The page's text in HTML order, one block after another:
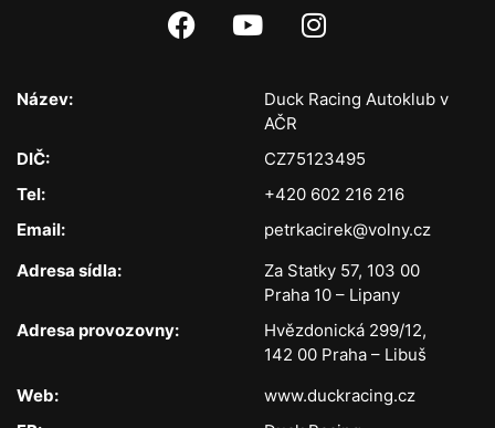
Název:
Duck Racing Autoklub v
AČR
DIČ:
CZ75123495
Tel:
+420 602 216 216
Email:
petrkacirek@volny.cz
Adresa sídla:
Za Statky 57, 103 00
Praha 10 – Lipany
Adresa provozovny:
Hvězdonická 299/12,
142 00 Praha – Libuš
Web:
www.duckracing.cz